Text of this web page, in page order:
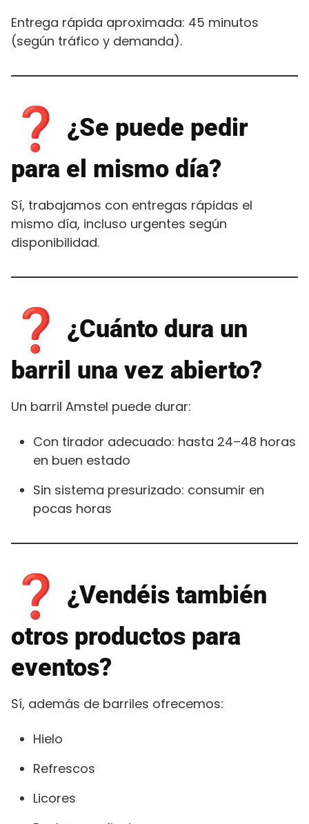
Entrega rápida aproximada: 45 minutos
(según tráfico y demanda).
¿Se puede pedir
para el mismo día?
Sí, trabajamos con entregas rápidas el
mismo día, incluso urgentes según
disponibilidad.
¿Cuánto dura un
barril una vez abierto?
Un barril Amstel puede durar:
Con tirador adecuado: hasta 24–48 horas
en buen estado
Sin sistema presurizado: consumir en
pocas horas
¿Vendéis también
otros productos para
eventos?
Sí, además de barriles ofrecemos:
Hielo
Refrescos
Licores